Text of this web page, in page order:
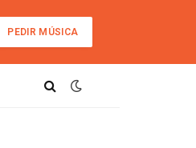
PEDIR MÚSICA